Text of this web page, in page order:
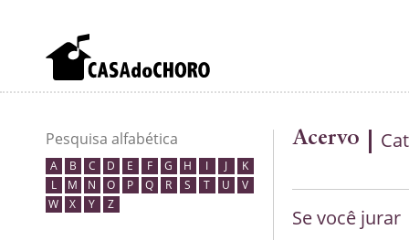
Pesquisa alfabética
A B C D E F G H I J
K
L
M N O P Q R S T U
V
W
X Y Z
Acervo
Se você jurar